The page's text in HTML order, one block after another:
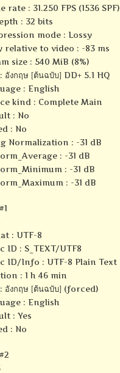
rate : 31.250 FPS (1536 SPF)
: 32 bits
mode : Lossy
relative to video : -83 ms
size : 540 MiB (8%)
อังกฤษ [ต้นฉบับ] DD+ 5.1 HQ
: English
kind : Complete Main
: No
: No
Normalization : -31 dB
: -31 dB
: -31 dB
: -31 dB
: UTF-8
ID : S_TEXT/UTF8
ID/Info : UTF-8 Plain Text
: 1 h 46 min
อังกฤษ [ต้นฉบับ] (forced)
: English
: Yes
: No